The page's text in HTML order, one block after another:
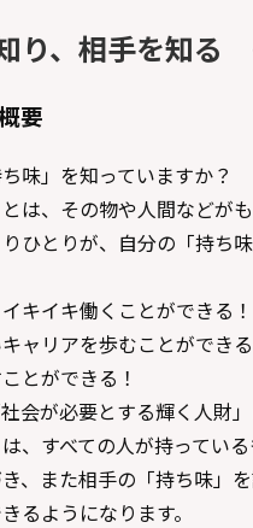
り、相手を知る
要
味」を知っていますか？
とは、その物や人間などが
ひとりが、自分の「持ち
キイキ働くことができる！
ャリアを歩むことができる
とができる！
会が必要とする輝く人財」
は、すべての人が持っている
、また相手の「持ち味」
るようになります。